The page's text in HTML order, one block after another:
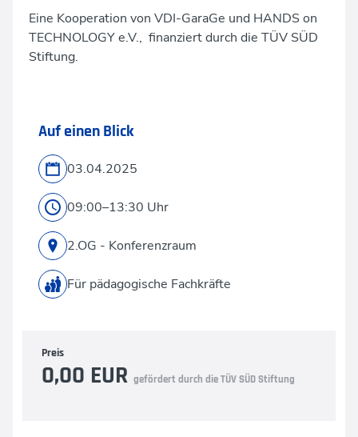
Eine Kooperation von VDI-GaraGe und HANDS on
TECHNOLOGY e.V., finanziert durch die TÜV SÜD
Stiftung.
Auf einen Blick
03.04.2025
09:00–13:30 Uhr
2.OG - Konferenzraum
Für pädagogische Fachkräfte
Preis
0,00 EUR gefördert durch die TÜV SÜD Stiftung